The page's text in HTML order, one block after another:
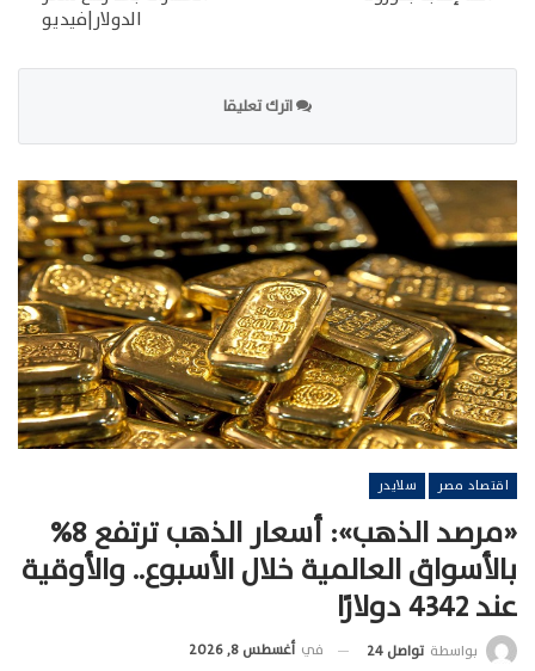
الدولار|فيديو
اترك تعليقا
اقتصاد مصر سلايدر
«مرصد الذهب»: أسعار الذهب ترتفع 8%
بالأسواق العالمية خلال الأسبوع.. والأوقية
عند 4342 دولارًا
بواسطة تواصل 24 في أغسطس 8, 2026